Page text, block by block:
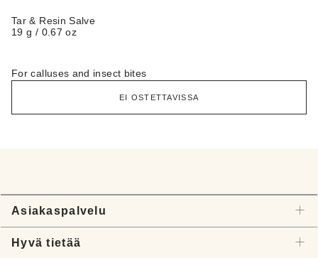
Tar & Resin Salve
19 g / 0.67 oz
For calluses and insect bites
EI OSTETTAVISSA
Asiakaspalvelu
Hyvä tietää